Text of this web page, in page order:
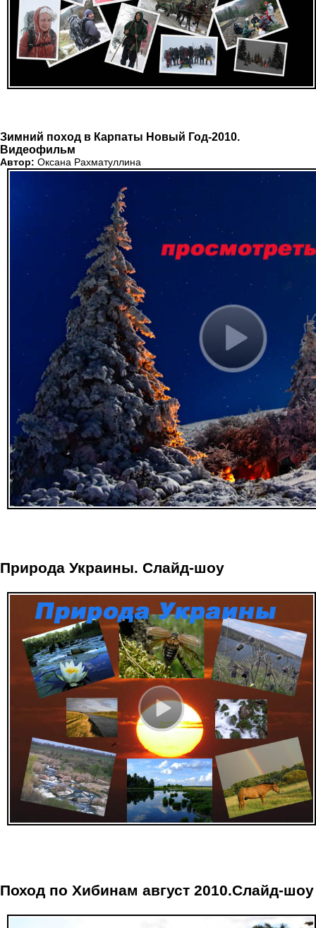
Зимний поход в Карпаты Новый Год-2010.
Видеофильм
Автор: Оксана Рахматуллина
Природа Украины. Слайд-шоу
Поход по Хибинам август 2010.Слайд-шоу